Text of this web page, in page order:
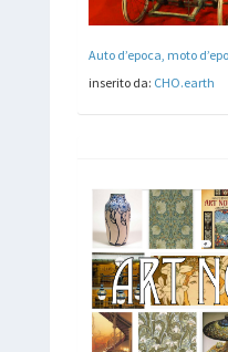
Auto d’epoca, moto
inserito da: CHO.earth